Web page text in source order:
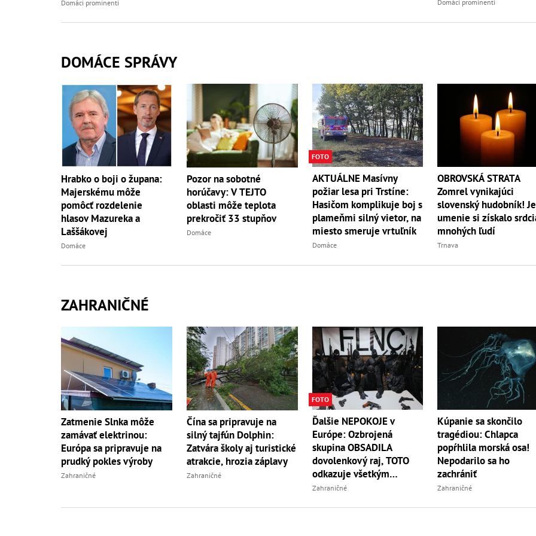
Domáci prominenti Domáci prominenti
DOMÁCE SPRÁVY
Hrabko o boji o župana:
Majerskému môže
pomôcť rozdelenie
hlasov Mazureka a
Laššákovej
Domáce
Pozor na sobotné
horúčavy: V TEJTO
oblasti môže teplota
prekročiť 33 stupňov
Domáce
FOTO
AKTUÁLNE Masívny
požiar lesa pri Trstíne:
Hasičom komplikuje boj s
plameňmi silný vietor, na
miesto smeruje vrtuľník
Domáce
OBROVSKÁ STRATA
Zomrel vynikajúci
slovenský hudobník!
umenie si získalo
mnohých ľudí
Trnava
ZAHRANIČNÉ
Zatmenie Slnka môže
zamávať elektrinou:
Európa sa pripravuje na
prudký pokles výroby
Zahraničné
Čína sa pripravuje na
silný tajfún Dolphin:
Zatvára školy aj turistické
atrakcie, hrozia záplavy
Zahraničné
FOTO
Ďalšie NEPOKOJE v
Európe: Ozbrojená
skupina OBSADILA
dovolenkový raj, TOTO
odkazuje všetkým
turistom!
Zahraničné
Kúpanie sa skončilo
tragédiou: Chlapca
popŕhlila morská osa!
Nepodarilo sa ho
zachrániť
Zahraničné